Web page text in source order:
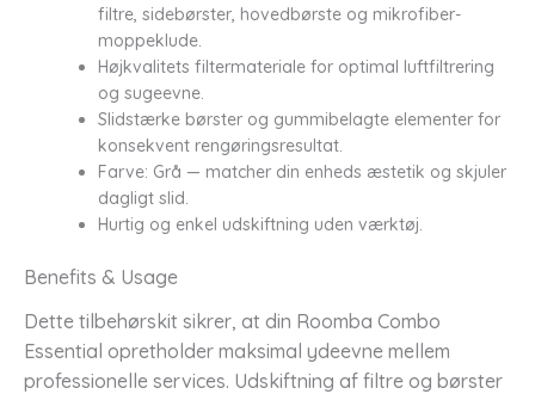
filtre, sidebørster, hovedbørste og mikrofiber-
moppeklude.
Højkvalitets filtermateriale for optimal luftfiltrering
og sugeevne.
Slidstærke børster og gummibelagte elementer for
konsekvent rengøringsresultat.
Farve: Grå — matcher din enheds æstetik og skjuler
dagligt slid.
Hurtig og enkel udskiftning uden værktøj.
Benefits & Usage
Dette tilbehørskit sikrer, at din Roomba Combo
Essential opretholder maksimal ydeevne mellem
professionelle services. Udskiftning af filtre og børster